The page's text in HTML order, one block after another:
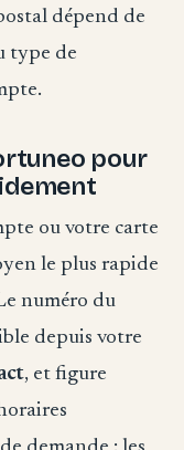
dépend de
type de
pour
ou votre carte
le plus rapide
numéro du
depuis votre
, et figure